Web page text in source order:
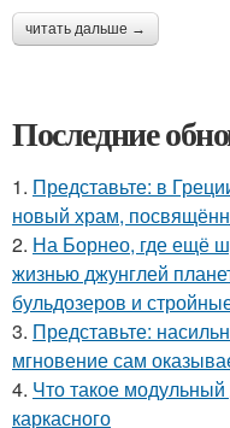
читать дальше →
Последние
1. Представьте: в
новый храм,
2. На Борнео, где ещё
жизнью джунглей
бульдозеров и
3. Представьте:
мгновение сам
4. Что такое
каркасного